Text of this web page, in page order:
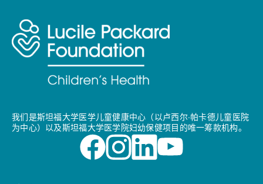
我们是斯坦福大学医学儿童健康中心（以卢西尔·帕卡德儿童医院
为中心）以及斯坦福大学医学院妇幼保健项目的唯一筹款机构。